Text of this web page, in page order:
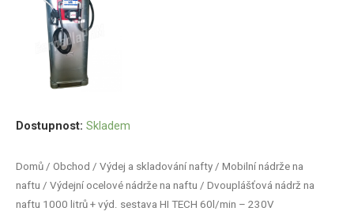
Domů / Obchod / Výdej a skladování nafty / Mobilní nádrže na
naftu / Výdejní ocelové nádrže na naftu / Dvouplášťová nádrž na
naftu 1000 litrů + výd. sestava HI TECH 60l/min – 230V
Dostupnost: Skladem